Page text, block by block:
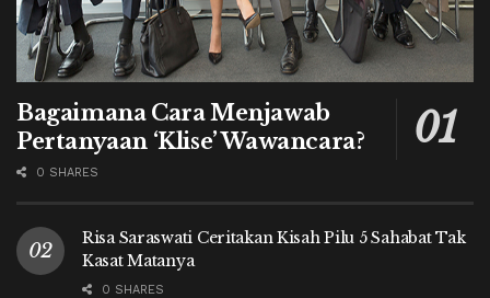
Bagaimana Cara Menjawab
Pertanyaan ‘Klise’ Wawancara?
0 SHARES
Risa Saraswati Ceritakan Kisah Pilu 5 Sahabat Tak
Kasat Matanya
0 SHARES